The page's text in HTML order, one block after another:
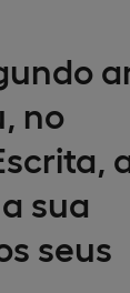
no
sua
seus